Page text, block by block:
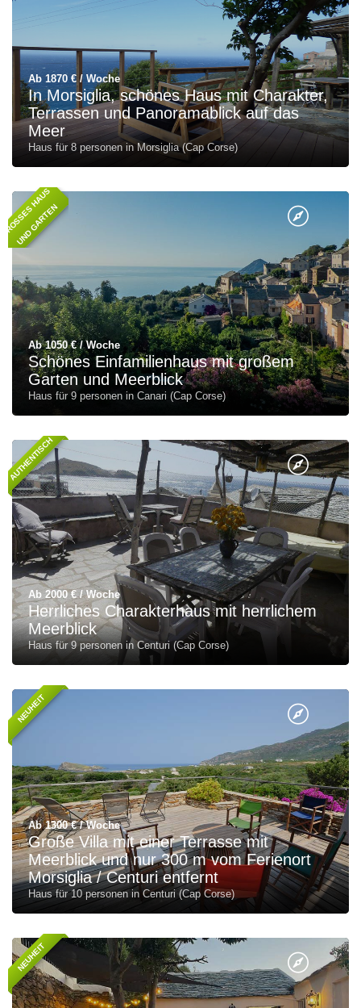
Ab 1870 € / Woche
In Morsiglia, schönes Haus mit Charakter,
Terrassen und Panoramablick auf das
Meer
Haus für 8 personen in Morsiglia (Cap Corse)
N
Ab 1050 € / Woche
Schönes Einfamilienhaus mit großem
Garten und Meerblick
Haus für 9 personen in Canari (Cap Corse)
AUTHENTISCH
Ab 2000 € / Woche
Herrliches Charakterhaus mit herrlichem
Meerblick
Haus für 9 personen in Centuri (Cap Corse)
NEUHEIT
Ab 1300 € / Woche
Große Villa mit einer Terrasse mit
Meerblick und nur 300 m vom Ferienort
Morsiglia / Centuri entfernt
Haus für 10 personen in Centuri (Cap Corse)
NEUHEIT